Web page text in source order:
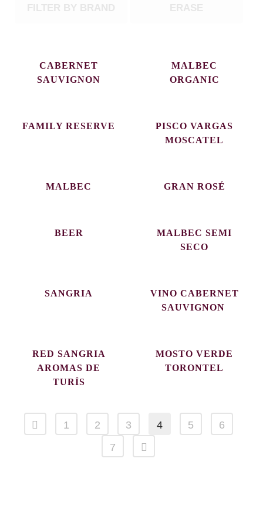
CABERNET
SAUVIGNON
MALBEC
ORGANIC
FAMILY RESERVE
PISCO VARGAS
MOSCATEL
MALBEC GRAN ROSÉ
BEER
MALBEC SEMI
SECO
SANGRIA
VINO CABERNET
SAUVIGNON
RED SANGRIA
AROMAS DE
TURÍS
MOSTO VERDE
TORONTEL
1 2 3 4 5
6
7